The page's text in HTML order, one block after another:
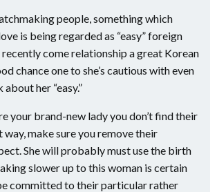
people, something which
is being regarded as “easy” foreign
recently come relationship a great Korean
chance one to she’s cautious with even
her “easy.”
your brand-new lady you don’t find their
make sure you remove their
She will probably must use the birth
slower up to this woman is certain
committed to their particular rather